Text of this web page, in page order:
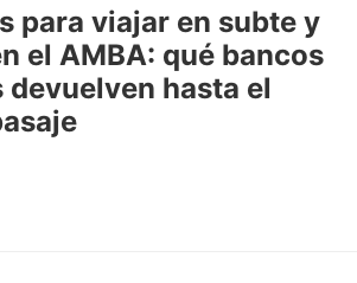
para viajar en subte y
el AMBA: qué bancos
hasta el